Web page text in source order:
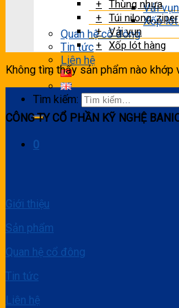
Vải vụn
Xốp
Quan hệ cổ đông
Tin tức
Liên hệ
Tìm kiếm:
0
Thùng nhựa
Túi nilong, ziper
Vải vụn
Xốp lót hàng
Không tìm thấy sản phẩm nào khớp
CÔNG TY CỔ PHẦN KỸ NGHỆ
Giới thiệu
Sản phẩm
Quan hệ cổ đông
Tin tức
Liên hệ